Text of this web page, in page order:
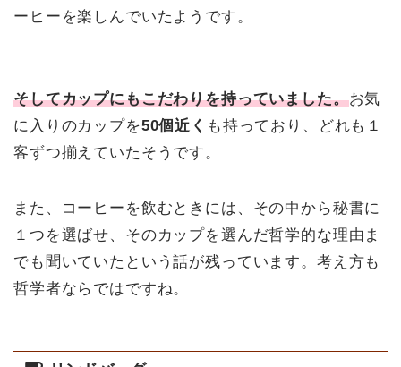
ーヒーを楽しんでいたようです。
そしてカップにもこだわりを持っていました。お気
に入りのカップを50個近く も持っており、どれも１
客ずつ揃えていたそうです。
また、コーヒーを飲むときには、その中から秘書に
１つを選ばせ、そのカップを選んだ哲学的な理由ま
でも聞いていたという話が残っています。考え方も
哲学者ならではですね。